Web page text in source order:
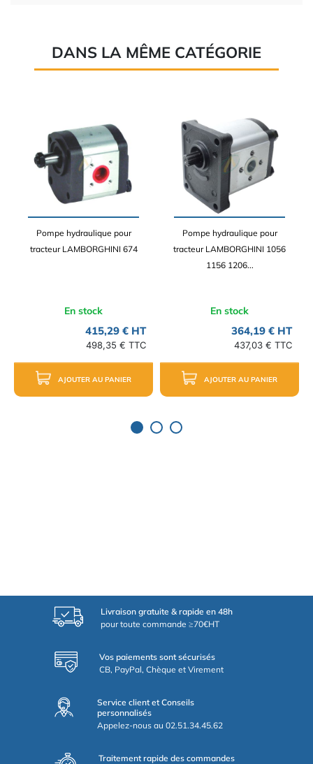
DANS LA MÊME CATÉGORIE
Pompe hydraulique pour
tracteur LAMBORGHINI 674
En stock
415,29 € HT
498,35 € TTC
AJOUTER AU PANIER
Pompe hydraulique pour
tracteur LAMBORGHINI 1056
1156 1206...
En stock
364,19 € HT
437,03 € TTC
AJOUTER AU PANIER
Livraison gratuite & rapide en 48h
pour toute commande ≥70€HT
Vos paiements sont sécurisés
CB, PayPal, Chèque et Virement
Service client et Conseils
personnalisés
Appelez-nous au 02.51.34.45.62
Traitement rapide des commandes